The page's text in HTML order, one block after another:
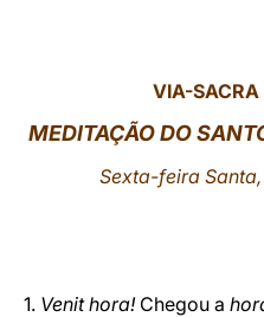
VIA-SACRA
MEDITAÇÃO DO
Sexta-feira
1. Venit hora!Chegou a